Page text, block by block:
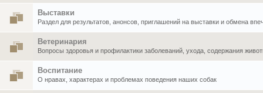
Выставки
Раздел для результатов, анонсов, приглашений на выставки и обмена
Ветеринария
Вопросы здоровья и профилактики заболеваний, ухода, содержания
Воспитание
О нравах, характерах и проблемах поведения наших собак